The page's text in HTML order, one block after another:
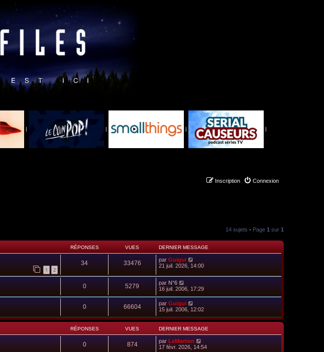
| | | |
Connexion
Inscription
14 sujets • Page 1 sur 1
RÉPONSES VUES DERNIER MESSAGE
1 2
34 33476 par Guigui
21 juil. 2026, 14:00
0 5279 par N°6
16 juil. 2006, 17:29
0 66604 par Guigui
15 juil. 2006, 12:02
RÉPONSES VUES DERNIER MESSAGE
0 874 par LeMartien
17 févr. 2026, 14:54